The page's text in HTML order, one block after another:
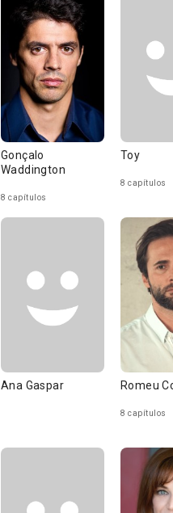
Gonçalo
Waddington
8 capítulos
Toy
8 capítulos
Ana Gaspar Romeu
8 capítulos